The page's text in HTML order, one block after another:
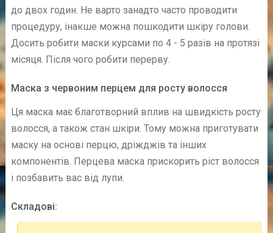
до двох годин. Не варто занадто часто проводити
процедуру, інакше можна пошкодити шкіру голови.
Досить робити маски курсами по 4 - 5 разів на протязі
місяця. Після чого робити перерву.
Маска з червоним перцем для росту волосся
Ця маска має благотворний вплив на швидкість росту
волосся, а також стан шкіри. Тому можна приготувати
маску на основі перцю, дріжджів та інших
компонентів. Перцева маска прискорить ріст волосся
і позбавить вас від лупи.
Складові: